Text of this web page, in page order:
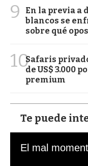
9
En la previa a
blancos se
sobre qué
10Safaris
de US$ 3.000
premium
Te puede